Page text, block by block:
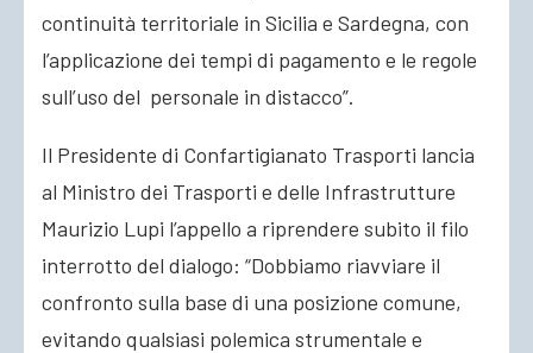
continuità territoriale in Sicilia e Sardegna, con
l’applicazione dei tempi di pagamento e le regole
sull’uso del personale in distacco”.
Il Presidente di Confartigianato Trasporti lancia
al Ministro dei Trasporti e delle Infrastrutture
Maurizio Lupi l’appello a riprendere subito il filo
interrotto del dialogo: “Dobbiamo riavviare il
confronto sulla base di una posizione comune,
evitando qualsiasi polemica strumentale e